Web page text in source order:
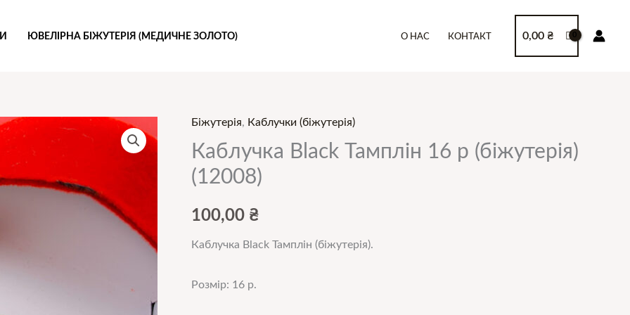
ЮВЕЛІРНА БІЖУТЕРІЯ (МЕДИЧНЕ ЗОЛОТО) О НАС КОНТАКТ 0,00 ₴
Біжутерія, Каблучки (біжутерія)
Каблучка Black Тамплін 16 р (біжутерія)
(12008)
100,00 ₴
Каблучка Black Тамплін (біжутерія).
Розмір: 16 р.
Каблучка
Black
Тамплін
16
р
(12008)